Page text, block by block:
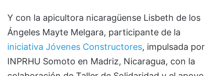
Y con la apicultora nicaragüense Lisbeth de los
Ángeles Mayte Melgara, participante de la
iniciativa Jóvenes Constructores, impulsada por
INPRHU Somoto en Madriz, Nicaragua, con la